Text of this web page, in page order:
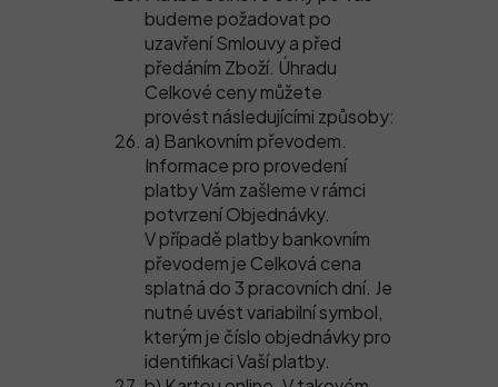
budeme požadovat po
uzavření Smlouvy a před
předáním Zboží. Úhradu
Celkové ceny můžete
provést následujícími způsoby:
a) Bankovním převodem.
Informace pro provedení
platby Vám zašleme v rámci
potvrzení Objednávky.
V případě platby bankovním
převodem je Celková cena
splatná do 3 pracovních dní. Je
nutné uvést variabilní symbol,
kterým je číslo objednávky pro
identifikaci Vaší platby.